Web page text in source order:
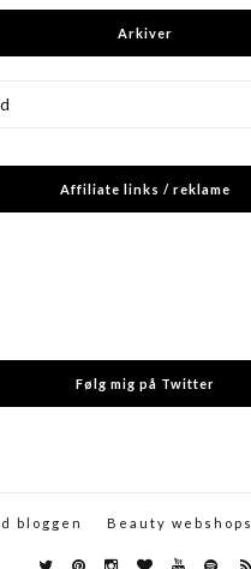
Arkiver
Affiliate links / reklame
Følg mig på Twitter
bloggen Beauty webshops